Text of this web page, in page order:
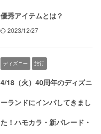
優秀アイテムとは？
2023/12/27
ディズニー 旅行
4/18（火）40周年のディズニ
ーランドにインパしてきまし
た！ハモカラ・新パレード・